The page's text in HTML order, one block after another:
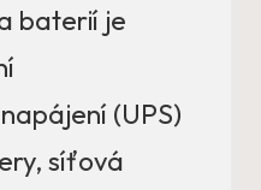
baterií je
(UPS)
síťová